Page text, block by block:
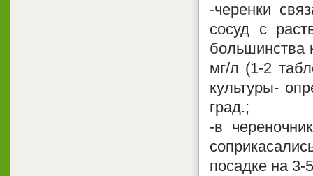
-черенки
сосуд с
большинства
мг/л (1-2
культуры-
град.;
-в
посадке на 3-